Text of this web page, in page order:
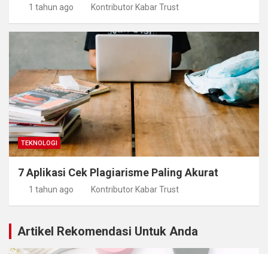
1 tahun ago Kontributor Kabar Trust
TEKNOLOGI
7 Aplikasi Cek Plagiarisme Paling Akurat
1 tahun ago Kontributor Kabar Trust
Artikel Rekomendasi Untuk Anda